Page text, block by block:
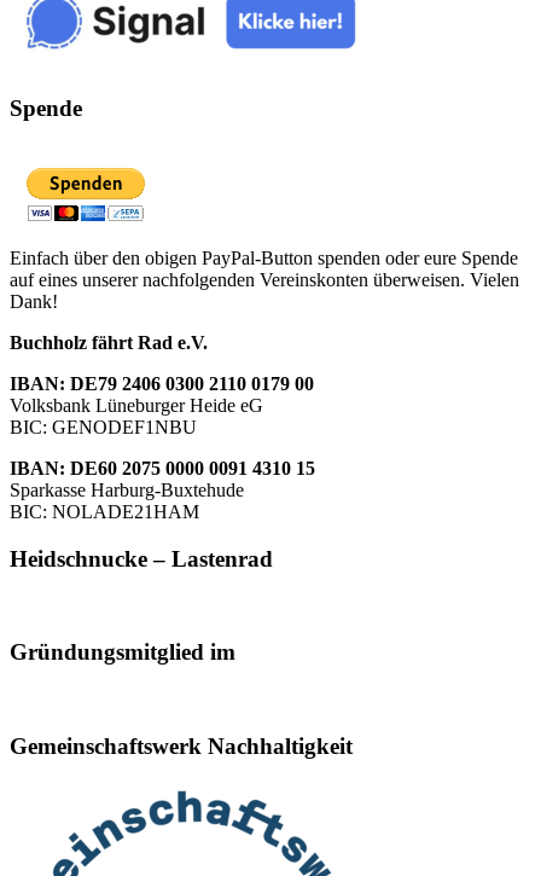
Spende
Einfach über den obigen PayPal-Button spenden oder eure Spende
auf eines unserer nachfolgenden Vereinskonten überweisen. Vielen
Dank!
Buchholz fährt Rad e.V.
IBAN: DE79 2406 0300 2110 0179 00
Volksbank Lüneburger Heide eG
BIC: GENODEF1NBU
IBAN: DE60 2075 0000 0091 4310 15
Sparkasse Harburg-Buxtehude
BIC: NOLADE21HAM
Heidschnucke – Lastenrad
Gründungsmitglied im
Gemeinschaftswerk Nachhaltigkeit